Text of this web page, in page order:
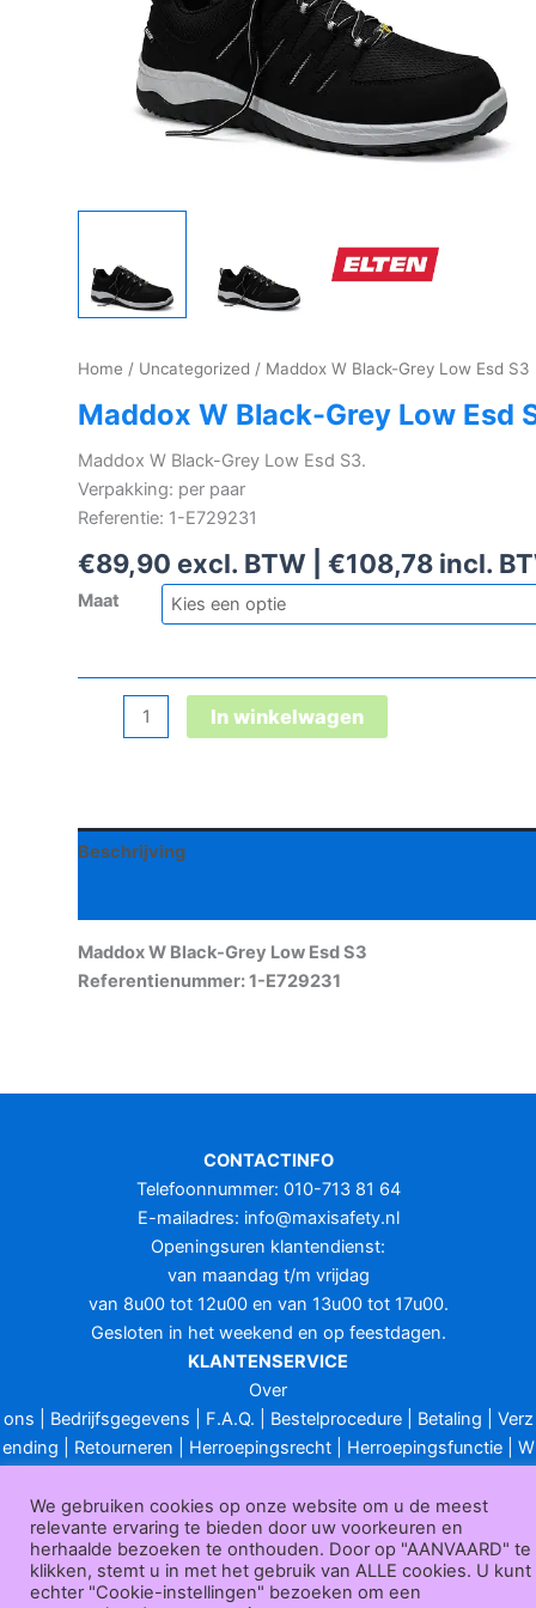
Home / Uncategorized / Maddox W Black-Grey Low Esd S3
Maddox W Black-Grey Low Esd
Maddox W Black-Grey Low Esd S3.
Verpakking: per paar
Referentie: 1-E729231
€89,90 excl. BTW | €108,78 incl.
Maat
Low
Esd
In winkelwagen
Beschrijving
Maddox W Black-Grey Low Esd S3
Referentienummer: 1-E729231
CONTACTINFO
Telefoonnummer: 010-713 81 64
E-mailadres: info@maxisafety.nl
Openingsuren klantendienst:
van maandag t/m vrijdag
van 8u00 tot 12u00 en van 13u00 tot 17u00.
Gesloten in het weekend en op feestdagen.
KLANTENSERVICE
Over
ons
Bedrijfsgegevens F.A.Q. Bestelprocedure| Betaling
Verz
ending
Retourneren Herroepingsrecht| Herroepingsfunctie| W
Algemene voorwaarden|Privacy policy|Sitemap| Disclaimer
Maxisafety.nl © 2026
We gebruiken cookies op onze website om u de meest
relevante ervaring te bieden door uw voorkeuren en
herhaalde bezoeken te onthouden. Door op "AANVAARD" te
klikken, stemt u in met het gebruik van ALLE cookies. U kunt
echter "Cookie-instellingen" bezoeken om een